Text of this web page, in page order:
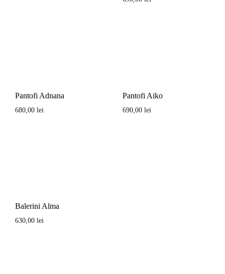
Pantofi Adnana
680,00 lei
Pantofi Aiko
690,00 lei
Balerini Alma
630,00 lei